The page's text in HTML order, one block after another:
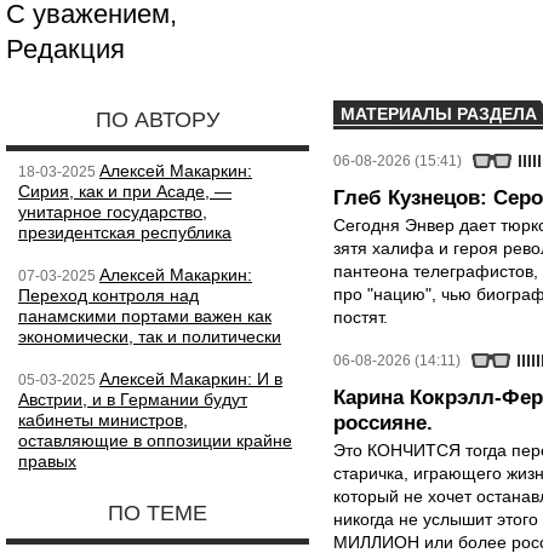
С уважением,
Редакция
ПО АВТОРУ
18-03-2025 Алексей Макаркин:
Сирия, как и при Асаде, —
унитарное государство,
президентская республика
07-03-2025 Алексей Макаркин:
Переход контроля над
панамскими портами важен как
экономически, так и политически
05-03-2025 Алексей Макаркин: И в
Австрии, и в Германии будут
кабинеты министров,
оставляющие в оппозиции крайне
правых
ПО ТЕМЕ
МАТЕРИАЛЫ РАЗДЕЛА
06-08-2026 (15:41)
Глеб Кузнецов:
Сегодня Энвер дает
зятя халифа и героя
пантеона
про "нацию", чью
постят.
06-08-2026 (14:11)
Карина Кокрэлл-
россияне.
Это КОНЧИТСЯ тогда
старичка, играющего
который не хочет
никогда не услышит
МИЛЛИОН или более